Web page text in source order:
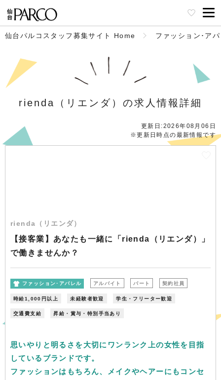
仙台パルコスタッフ募集サイト Home ファッション･ア
rienda（リエンダ）の求人情報詳細
更新日:2026年08月06日
※更新日時点の最新情報です
rienda（リエンダ）
【接客業】あなたも一緒に「rienda（リエンダ）」
で働きませんか？
ファッション･アパレル アルバイト パート 契約社員
時給1,000円以上 未経験者歓迎 学生・フリーター歓迎
交通費支給 昇給・賞与・特別手当あり
思いやりと明るさを大切にワンランク上の女性を目指
しているブランドです。
ファッションはもちろん、メイクやヘアーにもコンセ